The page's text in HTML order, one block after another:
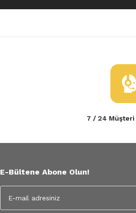
7 / 24
E-Bültene Abone Olun!